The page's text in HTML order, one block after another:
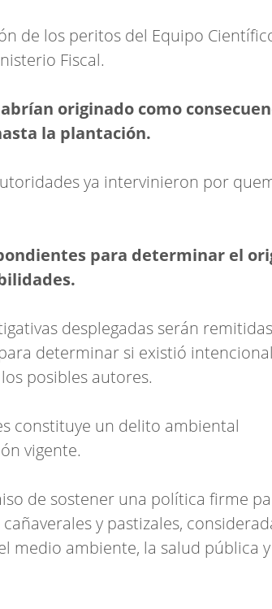
de los peritos del Equipo
Fiscal.
originado como
la plantación.
ya intervinieron por
para determinar el
desplegadas serán
determinar si existió
posibles autores.
constituye un delito ambiental
vigente.
de sostener una política firme
y pastizales,
medio ambiente, la salud pública